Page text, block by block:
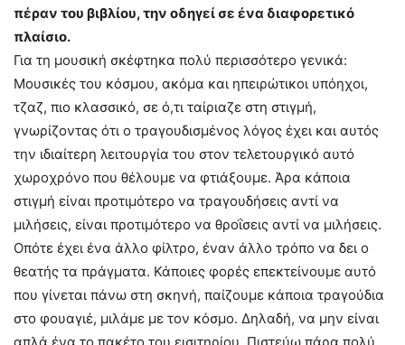
πέραν του βιβλίου, την οδηγεί σε ένα διαφορετικό
πλαίσιο.
Για τη μουσική σκέφτηκα πολύ περισσότερο γενικά:
Μουσικές του κόσμου, ακόμα και ηπειρώτικοι υπόηχοι,
τζαζ, πιο κλασσικό, σε ό,τι ταίριαζε στη στιγμή,
γνωρίζοντας ότι ο τραγουδισμένος λόγος έχει και αυτός
την ιδιαίτερη λειτουργία του στον τελετουργικό αυτό
χωροχρόνο που θέλουμε να φτιάξουμε. Άρα κάποια
στιγμή είναι προτιμότερο να τραγουδήσεις αντί να
μιλήσεις, είναι προτιμότερο να θροΐσεις αντί να μιλήσεις.
Οπότε έχει ένα άλλο φίλτρο, έναν άλλο τρόπο να δει ο
θεατής τα πράγματα. Κάποιες φορές επεκτείνουμε αυτό
που γίνεται πάνω στη σκηνή, παίζουμε κάποια τραγούδια
στο φουαγιέ, μιλάμε με τον κόσμο. Δηλαδή, να μην είναι